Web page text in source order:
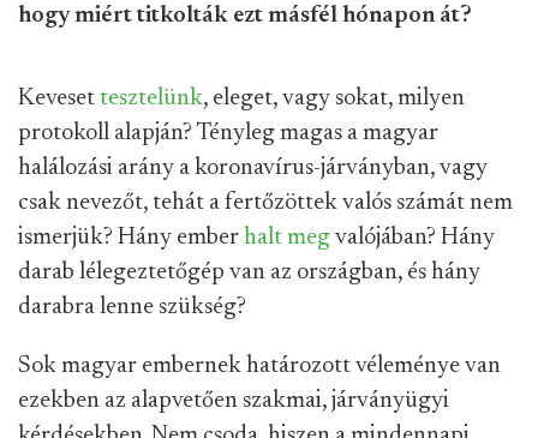
hogy miért titkolták ezt másfél hónapon át?
Keveset tesztelünk, eleget, vagy sokat, milyen
protokoll alapján? Tényleg magas a magyar
halálozási arány a koronavírus-járványban, vagy
csak nevezőt, tehát a fertőzöttek valós számát nem
ismerjük? Hány ember halt meg valójában? Hány
darab lélegeztetőgép van az országban, és hány
darabra lenne szükség?
Sok magyar embernek határozott véleménye van
ezekben az alapvetően szakmai, járványügyi